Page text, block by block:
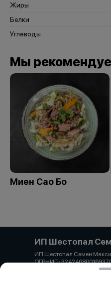
Жиры
Белки
Углеводы
Мы
Миен Сао Бо
ИП Шестопал
ИП Шестопал Семен
ОГРНИП:
«Альфа-Банк» к/с